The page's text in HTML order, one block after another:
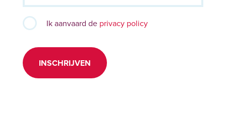
Ik aanvaard de privacy policy
INSCHRIJVEN